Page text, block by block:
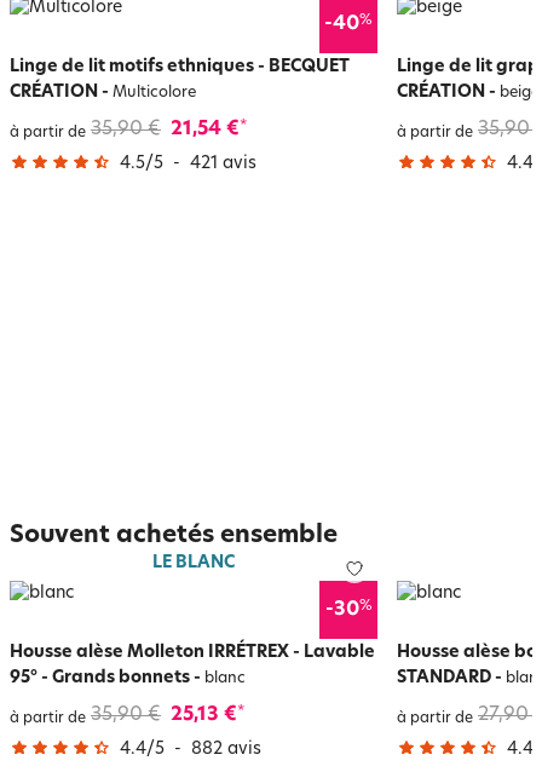
-40%
Linge de lit motifs ethniques - BECQUET
CRÉATION - Multicolore
à partir de 35,90 € 21,54 €*
4.5/5 - 421 avis
Linge de lit
CRÉATION - beige
à partir de 35,90
4.4
Souvent achetés ensemble
LE BLANC
-30%
Housse alèse Molleton IRRÉTREX - Lavable
95° - Grands bonnets - blanc
à partir de 35,90 € 25,13 €*
4.4/5 - 882 avis
Housse alèse
STANDARD -
à partir de 27,90
4.4